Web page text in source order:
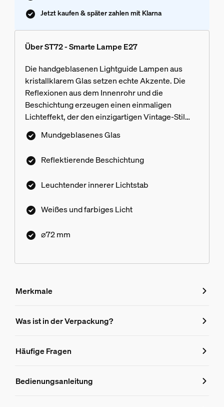
Jetzt kaufen & später zahlen mit Klarna
Über ST72 - Smarte Lampe E27
Die handgeblasenen Lightguide Lampen aus
kristallklarem Glas setzen echte Akzente. Die
Reflexionen aus dem Innenrohr und die
Beschichtung erzeugen einen einmaligen
Lichteffekt, der den einzigartigen Vintage-Stil
perfekt ergänzt.
Mundgeblasenes Glas
Reflektierende Beschichtung
Leuchtender innerer Lichtstab
Weißes und farbiges Licht
⌀72 mm
Merkmale
Merkmale
8719514419391
Lampenabmessungen
Was ist in der Verpackung?
Häufige Fragen
Häufige Fragen
Bedienungsanleitung